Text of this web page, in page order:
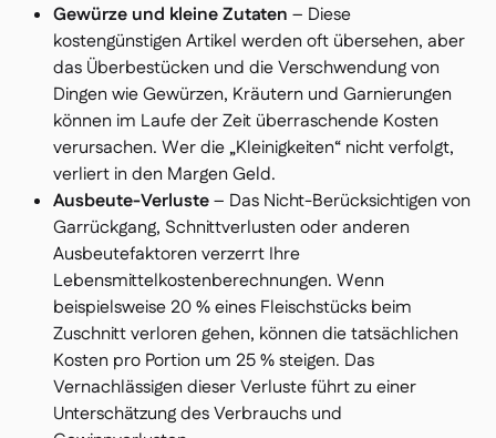
Gewürze und kleine Zutaten – Diese
kostengünstigen Artikel werden oft übersehen, aber
das Überbestücken und die Verschwendung von
Dingen wie Gewürzen, Kräutern und Garnierungen
können im Laufe der Zeit überraschende Kosten
verursachen. Wer die „Kleinigkeiten“ nicht verfolgt,
verliert in den Margen Geld.
Ausbeute-Verluste– Das Nicht-Berücksichtigen von
Garrückgang, Schnittverlusten oder anderen
Ausbeutefaktoren verzerrt Ihre
Lebensmittelkostenberechnungen. Wenn
beispielsweise 20 % eines Fleischstücks beim
Zuschnitt verloren gehen, können die tatsächlichen
Kosten pro Portion um 25 % steigen. Das
Vernachlässigen dieser Verluste führt zu einer
Unterschätzung des Verbrauchs und